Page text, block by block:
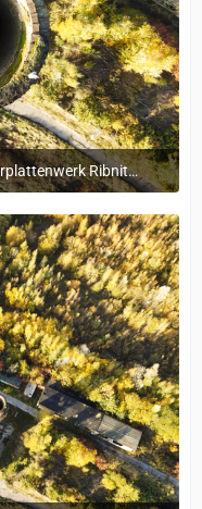
Verlassene Industriekulisse: Das Faserplattenwerk Ribnitz-Damgarten